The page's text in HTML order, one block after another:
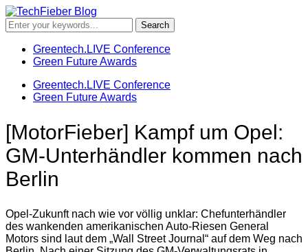
Greentech.LIVE Conference
Green Future Awards
Greentech.LIVE Conference
Green Future Awards
[MotorFieber] Kampf um Opel:
GM-Unterhändler kommen nach
Berlin
Opel-Zukunft nach wie vor völlig unklar: Chefunterhändler
des wankenden amerikanischen Auto-Riesen General
Motors sind laut dem „Wall Street Journal“ auf dem Weg nach